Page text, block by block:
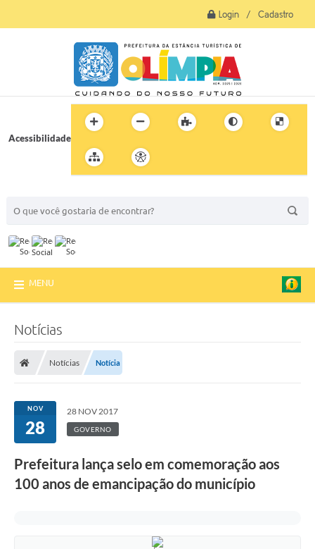
Login / Cadastro
Acessibilidade
MENU
Notícias
Notícias Notícia
NOV
28
28 NOV 2017
GOVERNO
Prefeitura lança selo em comemoração aos
100 anos de emancipação do município